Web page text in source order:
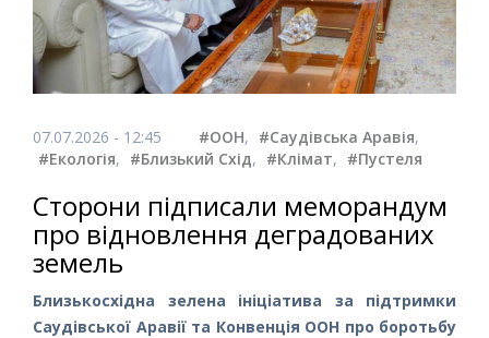
07.07.2026 - 12:45 #ООН, #Саудівська Аравія,
#Екологія, #Близький Схід, #Клімат, #Пустеля
Сторони підписали меморандум
про відновлення деградованих
земель
Близькосхідна зелена ініціатива за підтримки
Саудівської Аравії та Конвенція ООН про боротьбу